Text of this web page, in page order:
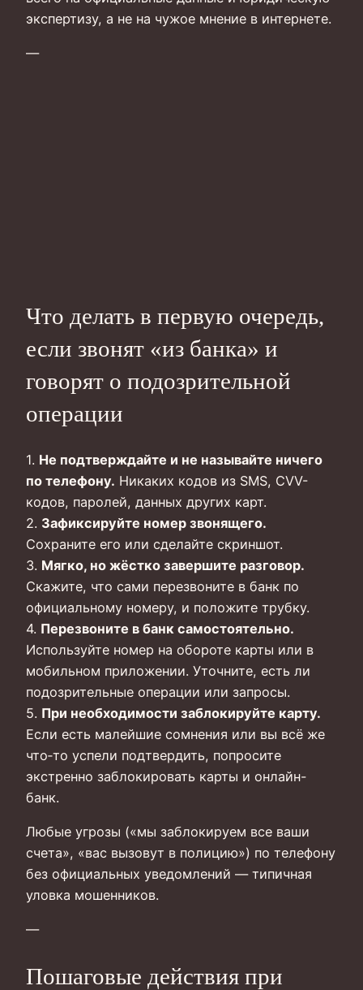
экспертизу, а не на чужое мнение в интернете.
—
Что делать в первую очередь,
если звонят «из банка» и
говорят о подозрительной
операции
1. Не подтверждайте и не называйте ничего
по телефону. Никаких кодов из SMS, CVV-
кодов, паролей, данных других карт.
2. Зафиксируйте номер звонящего.
Сохраните его или сделайте скриншот.
3. Мягко, но жёстко завершите разговор.
Скажите, что сами перезвоните в банк по
официальному номеру, и положите трубку.
4. Перезвоните в банк самостоятельно.
Используйте номер на обороте карты или в
мобильном приложении. Уточните, есть ли
подозрительные операции или запросы.
5. При необходимости заблокируйте карту.
Если есть малейшие сомнения или вы всё же
что‑то успели подтвердить, попросите
экстренно заблокировать карты и онлайн-
банк.
Любые угрозы («мы заблокируем все ваши
счета», «вас вызовут в полицию») по телефону
без официальных уведомлений — типичная
уловка мошенников.
—
Пошаговые действия при